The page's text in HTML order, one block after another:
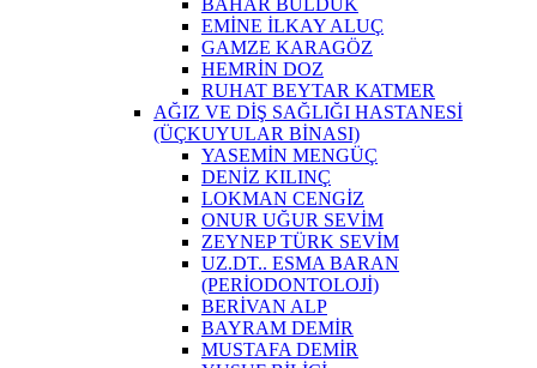
EMİNE İLKAY ALUÇ
GAMZE KARAGÖZ
HEMRİN DOZ
RUHAT BEYTAR KATMER
AĞIZ VE DİŞ SAĞLIĞI HASTANESİ
(ÜÇKUYULAR BİNASI)
YASEMİN MENGÜÇ
DENİZ KILINÇ
LOKMAN CENGİZ
ONUR UĞUR SEVİM
ZEYNEP TÜRK SEVİM
UZ.DT.. ESMA BARAN
(PERİODONTOLOJİ)
BERİVAN ALP
BAYRAM DEMİR
MUSTAFA DEMİR